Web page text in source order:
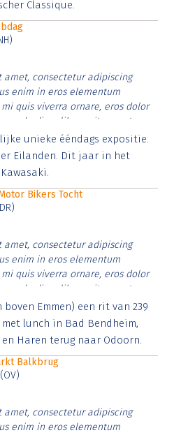
Classique.
amet, consectetur adipiscing
enim in eros elementum
quis viverra ornare, eros dolor
diam libero vitae erat.
et justo cursus id rutrum lorem
vitae risus tristique posuere.
unieke ééndags expositie.
Eilanden. Dit jaar in het
Bikers Tocht
amet, consectetur adipiscing
enim in eros elementum
quis viverra ornare, eros dolor
diam libero vitae erat.
et justo cursus id rutrum lorem
vitae risus tristique posuere.
Emmen) een rit van 239
lunch in Bad Bendheim,
Haren terug naar Odoorn.
Balkbrug
amet, consectetur adipiscing
enim in eros elementum